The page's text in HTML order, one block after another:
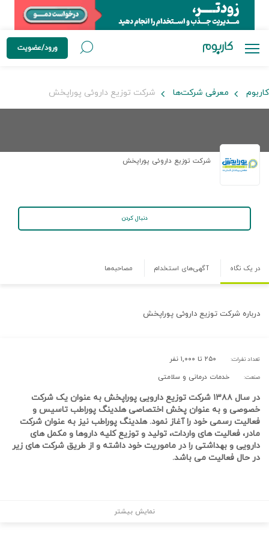
ورود/عضویت
کاربوم معرفی شرکت‌ها شرکت توزیع داروئی پوراپخش
شرکت توزیع داروئی پوراپخش
دنبال کردن
در یک نگاه آگهی‌های استخدام مصاحبه‌ها
درباره شرکت توزیع داروئی پوراپخش
تعداد نفرات: ۲۵۰ تا ۱,۰۰۰ نفر
صنعت: خدمات درمانی و سلامتی
در سال ۱۳۸۸ شرکت توزیع دارویی پوراپخش به عنوان یک شرکت
خصوصی و به عنوان پخش اختصاصی هلدینگ پوراطب تاسیس و
فعالیت رسمی خود را آغاز نمود. هلدینگ پوراطب نیز به عنوان شرکت
مادر، فعالیت های واردات، تولید و توزیع کلیه داروها و مکمل های
دارویی و بهداشتی را در ماموریت خود داشته و از طریق شرکت های زیر
در حال فعالیت می باشد.
نمایش بیشتر